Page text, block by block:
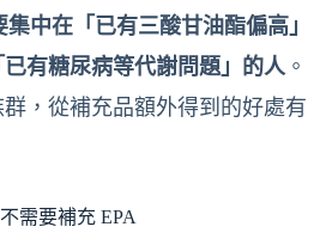
中在「已有三酸甘油酯偏高」
已有糖尿病等代謝問題」的人。
，從補充品額外得到的好處有
需要補充 EPA